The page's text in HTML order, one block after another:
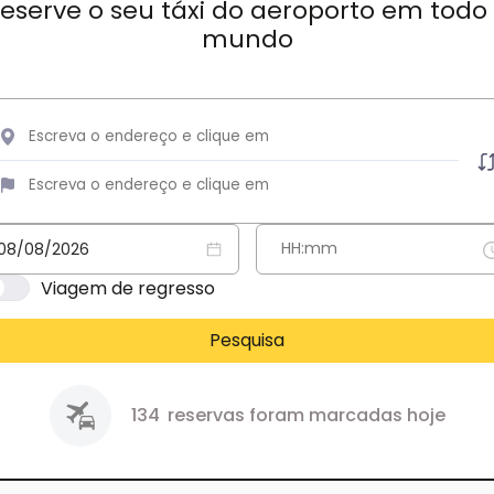
o seu táxi do aeroporto em todo
mundo
Viagem de regresso
Pesquisa
134 reservas foram marcadas hoje